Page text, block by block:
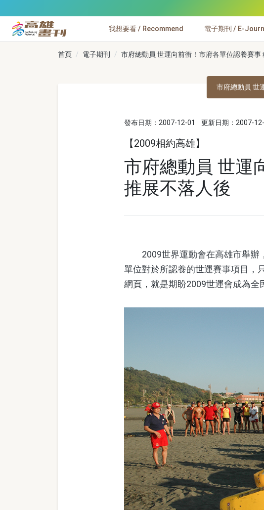
高雄畫刊
我想要看 / Recommend 電子期刊 / E-
首頁 電子期刊 市府總動員 世運向前衝！市府各單位認養賽事
市府總動員 世
發布日期：2007-12-01 更新日期：2007-
【2009相約高雄】
市府總動員 世運
推展不落人後
2009世界運動會在高雄市舉辦
單位對於所認養的世運賽事項目，
網頁，就是期盼2009世運會成為全